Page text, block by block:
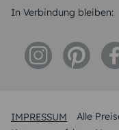
IMPRESSUM
Alle
In Verbindung bleiben: